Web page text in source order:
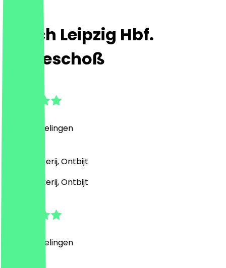
Ditsch Leipzig Hbf.
Erdgeschoß
Beoordelingen
Café, Bakkerij, Ontbijt
Café, Bakkerij, Ontbijt
Beoordelingen